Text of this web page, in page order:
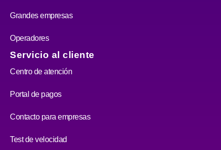
Grandes empresas
Operadores
Servicio al cliente
Centro de atención
Portal de pagos
Contacto para empresas
Test de velocidad